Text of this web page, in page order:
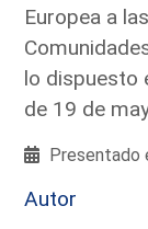
Europea a
lo dispuesto
de 19 de
Presentado
Autor